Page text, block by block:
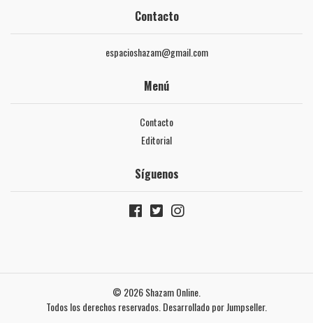
Contacto
espacioshazam@gmail.com
Menú
Contacto
Editorial
Síguenos
© 2026 Shazam Online.
Todos los derechos reservados. Desarrollado por Jumpseller.